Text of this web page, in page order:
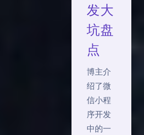
发大
坑盘
点
博主介
绍了微
信小程
序开发
中的一